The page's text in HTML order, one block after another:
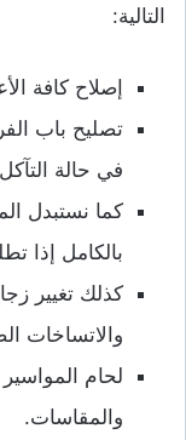
التالية:
إصلاح كافة
تصليح باب
في حالة
كما نستبدل
بالكامل إذا
كذلك تغيير
والاتساخات
لحام المواسير
والمقاسات.